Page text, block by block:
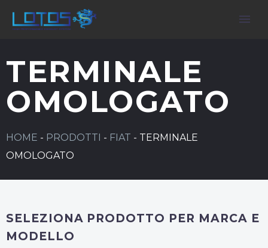
TERMINALE
OMOLOGATO
HOME - PRODOTTI - FIAT - TERMINALE
OMOLOGATO
SELEZIONA PRODOTTO PER MARCA E
MODELLO